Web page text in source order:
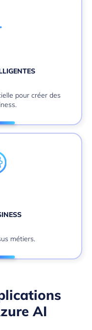
pour créer des
métiers.
AI